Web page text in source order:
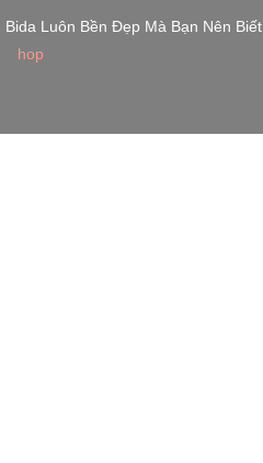
Luôn Bền Đẹp Mà Bạn Nên Biết
hop